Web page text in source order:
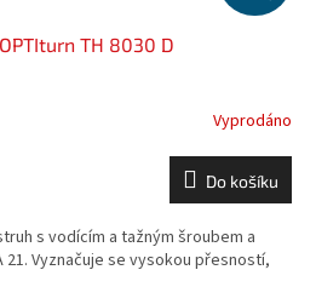
TH 8030 D
Vyprodáno
Do košíku
s vodícím a tažným šroubem a
21. Vyznačuje se vysokou přesností,